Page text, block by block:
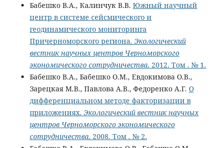
Бабешко В.А., Калинчук В.В. Южный научный
центр в системе сейсмичеcкого и
геодинамического мониторинга
Причерноморского региона. Экологический
вестник научных центров Черноморского
экономического сотрудничества. 2012. Том . № 1.
Бабешко В.А., Бабешко О.М., Евдокимова О.В.,
Зарецкая М.В., Павлова А.В., Федоренко А.Г. О
дифференциальном методе факторизации в
приложениях. Экологический вестник научных
центров Черноморского экономического
сотрудничества. 2008. Том . № 2.